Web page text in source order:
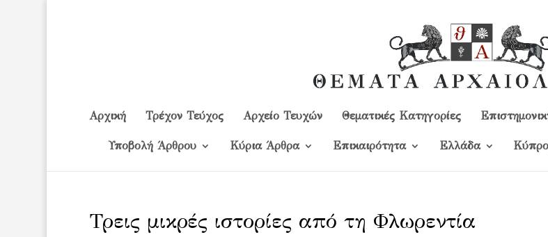
Αρχική Τρέχον Τεύχος Αρχείο Τευχών Θεματικές Κατηγορίες
Υποβολή Άρθρου Κύρια Άρθρα Επικαιρότητα Ελλάδα
Τρεις μικρές ιστορίες από τη Φλωρεντία